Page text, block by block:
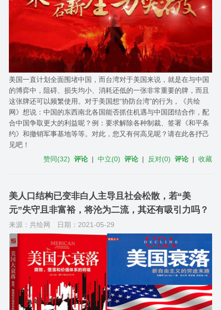
美国一直计划全面围堵中国，而台湾对于美国来说，就是在与中国
的博弈中，阻碍、损失均小、消耗还低的一张非常重要的牌，而且
这张牌还可以频繁使用。对于美国想“协防台湾”的行为，《共绘
网》想说：中国的东西南北各国能否抓住机遇与中国团结合作，配
合中国争取更大的利益呢？例：要求解除各种制裁、签署《和平条
约》和撤销军事基地等等。对此，您又有何高见呢？请在此各抒己
见吧！
赞同(32) 评论 |中立(0) 评论 | 反对(0) 评论 |收藏
美人口结构已变非白人主导且社会松散，若“美
元”失守且非富裕，将沦为二流，其还有吸引力吗？
来源：共绘网 日期：2021-05-29